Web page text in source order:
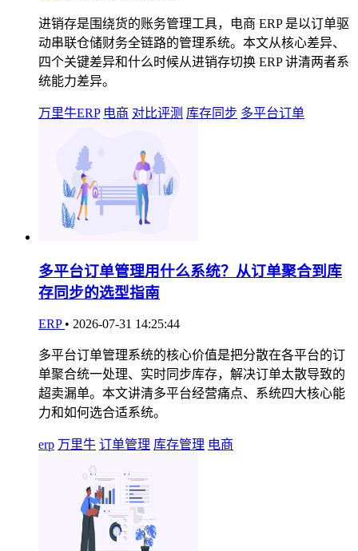
进销存是围绕货的账务管理工具，电商 ERP 是以订单驱
动串联仓储财务全链路的管理系统。本文从核心差异、
四个关键差异和什么时候从进销存切换 ERP 讲清两者系
统能力差异。
万里牛ERP 电商 对比评测 库存同步 多平台订单
多平台订单管理用什么系统？从订单聚合到库
存同步的选型指南
ERP • 2026-07-31 14:25:44
多平台订单管理系统的核心价值是把分散在各平台的订
单聚合统一处理、实时同步库存，解决订单太散导致的
超卖漏单。本文讲清多平台经营痛点、系统四大核心能
力和如何选合适系统。
erp 万里牛 订单管理 库存管理 电商